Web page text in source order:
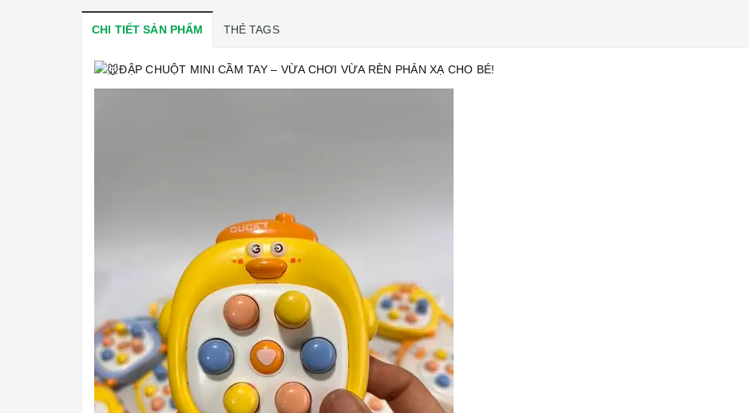
CHI TIẾT SẢN PHẨM THẺ TAGS
ĐẬP CHUỘT MINI CẦM TAY – VỪA CHƠI VỪA RÈN PHẢN XẠ CHO BÉ!